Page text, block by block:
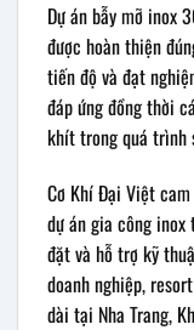
Dự án bẫy mỡ inox
được hoàn thiện
tiến độ và đạt
đáp ứng đồng thời
khít trong quá trình
Cơ Khí Đại Việt
dự án gia công inox
đặt và hỗ trợ kỹ
doanh nghiệp,
dài tại Nha Trang,